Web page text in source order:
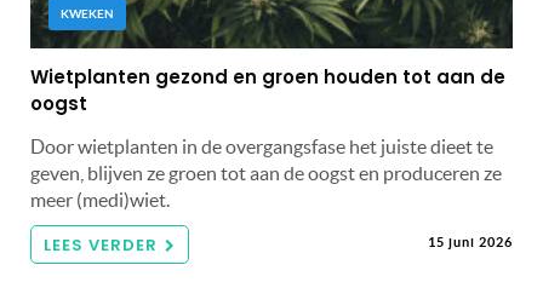
KWEKEN
Wietplanten gezond en groen houden tot aan de
oogst
Door wietplanten in de overgangsfase het juiste dieet te
geven, blijven ze groen tot aan de oogst en produceren ze
meer (medi)wiet.
LEES VERDER 15 juni 2026